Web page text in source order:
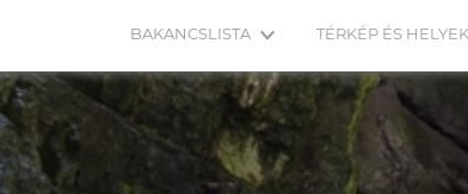
BAKANCSLISTA TÉRKÉP ÉS HELYEK